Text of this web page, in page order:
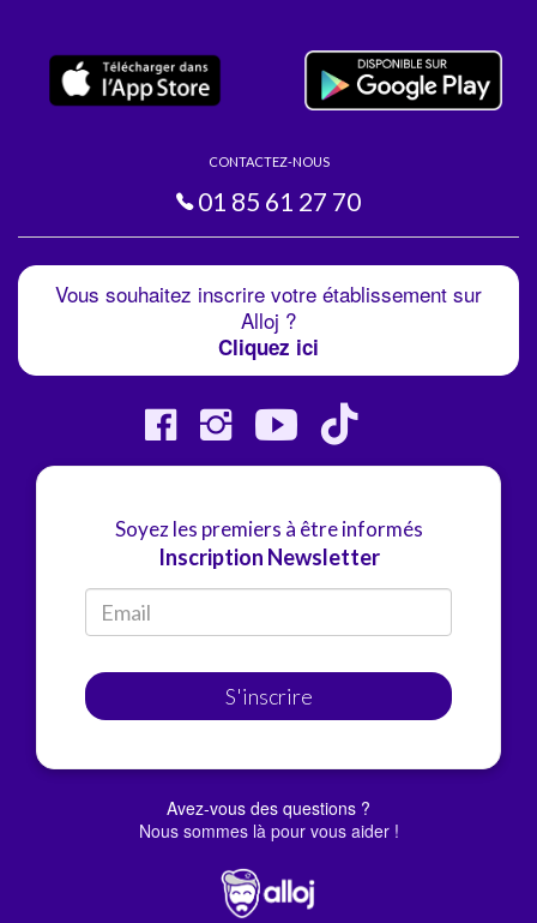
CONTACTEZ-NOUS
01 85 61 27 70
Vous souhaitez inscrire votre établissement sur
Alloj ?
Cliquez ici
Soyez les premiers à être informés
Inscription Newsletter
S'inscrire
Avez-vous des questions ?
Nous sommes là pour vous aider !